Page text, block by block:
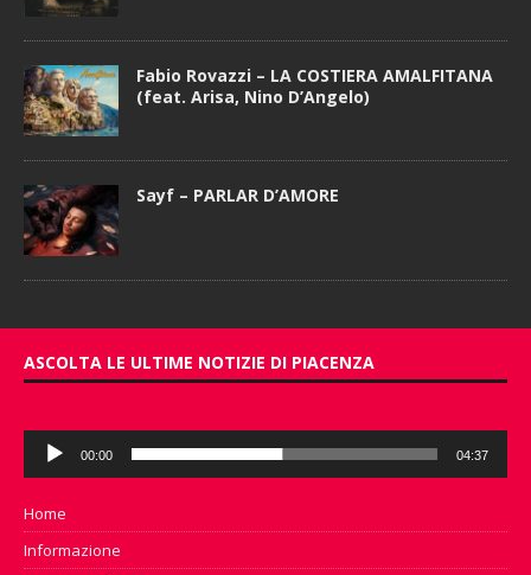
Fabio Rovazzi – LA COSTIERA AMALFITANA
(feat. Arisa, Nino D’Angelo)
Sayf – PARLAR D’AMORE
ASCOLTA LE ULTIME NOTIZIE DI PIACENZA
Audio
Player
00:00 04:37
Home
Informazione